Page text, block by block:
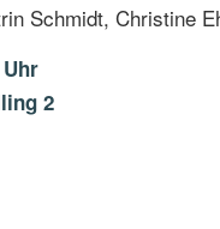
Schmidt, Christine
2